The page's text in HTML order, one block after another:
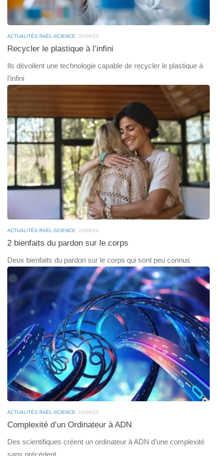
ACTUALITÉS RAËL-SCIENCE 30/09/24
Recycler le plastique à l’infini
Ils dévoilent une technologie capable de recycler le plastique à
l’infini
ACTUALITÉS RAËL-SCIENCE 23/09/24
2 bienfaits du pardon sur le corps
Deux bienfaits du pardon sur le corps qui sont peu connus
ACTUALITÉS RAËL-SCIENCE 16/09/24
Complexité d’un Ordinateur à ADN
Des scientifiques créent un ordinateur à ADN d’une complexité
sans précédent